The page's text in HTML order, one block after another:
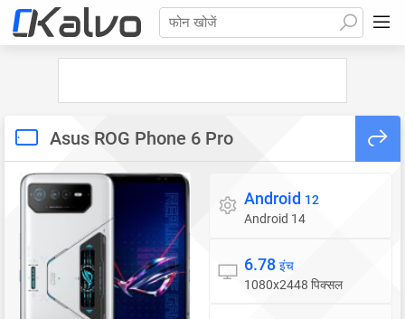
फोन खोजें
Asus ROG Phone 6 Pro
ऑपरेटिंग सिस्टम
Android 12
Android 14
डिस्प्ले
6.78 इंच
1080x2448 पिक्सल